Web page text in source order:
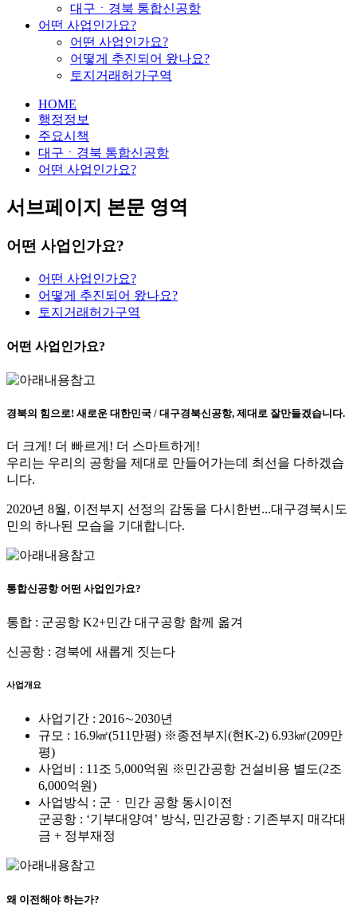
대구ㆍ경북 통합신공항
어떤 사업인가요?
어떤 사업인가요?
어떻게 추진되어 왔나요?
토지거래허가구역
HOME
행정정보
주요시책
대구ㆍ경북 통합신공항
어떤 사업인가요?
서브페이지 본문 영역
어떤 사업인가요?
어떤 사업인가요?
어떻게 추진되어 왔나요?
토지거래허가구역
어떤 사업인가요?
경북의 힘으로! 새로운 대한민국 / 대구경북신공항, 제대로 잘만들겠습니다.
더 크게! 더 빠르게! 더 스마트하게!
우리는 우리의 공항을 제대로 만들어가는데 최선을 다하겠습
니다.
2020년 8월, 이전부지 선정의 감동을 다시한번...대구경북시도
민의 하나된 모습을 기대합니다.
통합신공항 어떤 사업인가요?
통합 : 군공항 K2+민간 대구공항 함께 옮겨
신공항 : 경북에 새롭게 짓는다
사업개요
사업기간 : 2016∼2030년
규모 : 16.9㎢(511만평) ※종전부지(현K-2) 6.93㎢(209만
평)
사업비 : 11조 5,000억원 ※민간공항 건설비용 별도(2조
6,000억원)
사업방식 : 군ㆍ민간 공항 동시이전
군공항 : ‘기부대양여’ 방식, 민간공항 : 기존부지 매각대
금 + 정부재정
왜 이전해야 하는가?